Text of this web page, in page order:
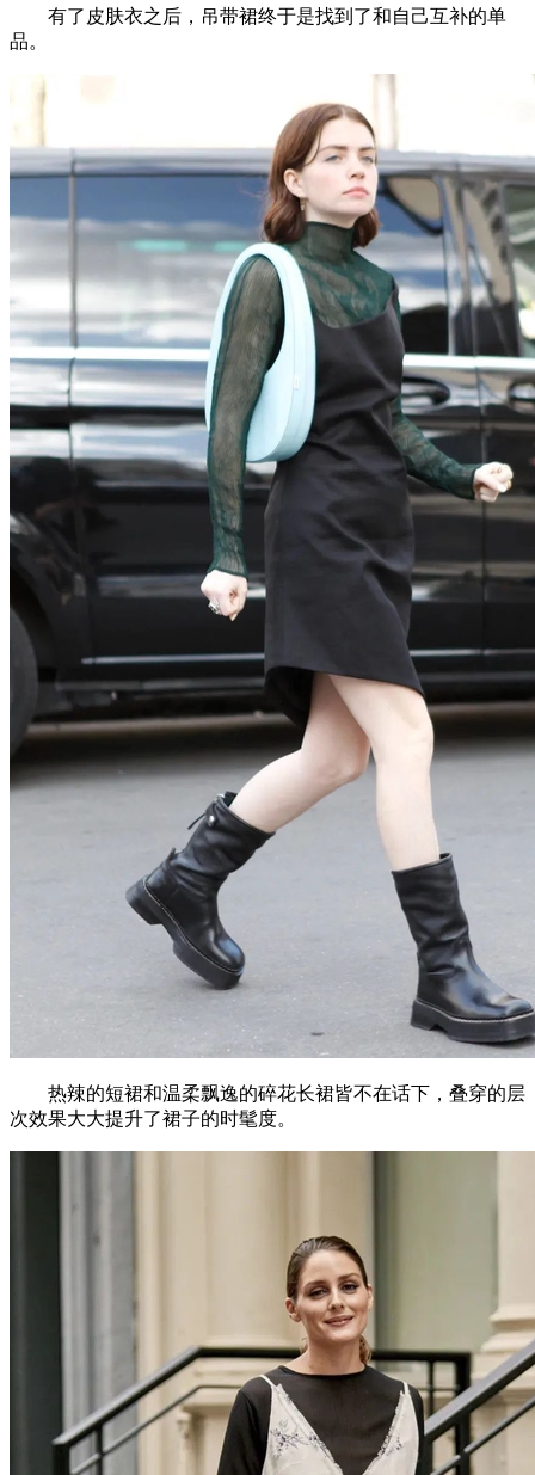
有了皮肤衣之后，吊带裙终于是找到了和自己互补的单
品。
热辣的短裙和温柔飘逸的碎花长裙皆不在话下，叠穿的层
次效果大大提升了裙子的时髦度。